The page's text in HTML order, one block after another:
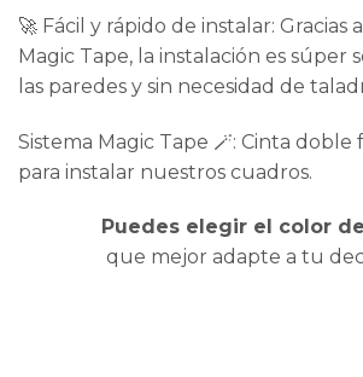
🚀 Fácil y rápido de instalar: Gracias
Magic Tape, la instalación es súper
las paredes y sin necesidad de
Sistema Magic Tape 🪄: Cinta doble
para instalar nuestros cuadros.
Puedes elegir el color
que mejor adapte a tu